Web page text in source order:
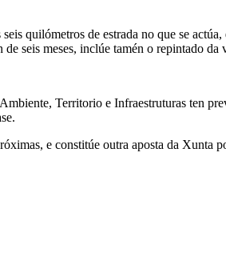
quilómetros de estrada no que se
seis meses, inclúe tamén o repintado da
Territorio e Infraestruturas ten
e constitúe outra aposta da Xunta